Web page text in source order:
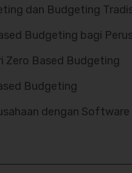
dan Budgeting
Budgeting bagi
Zero Based Budgeting
Budgeting
dengan